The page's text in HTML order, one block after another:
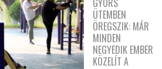
GYORS
ÜTEMBEN
ÖREGSZIK: MÁR
MINDEN
NEGYEDIK EMBER
KÖZELÍT A